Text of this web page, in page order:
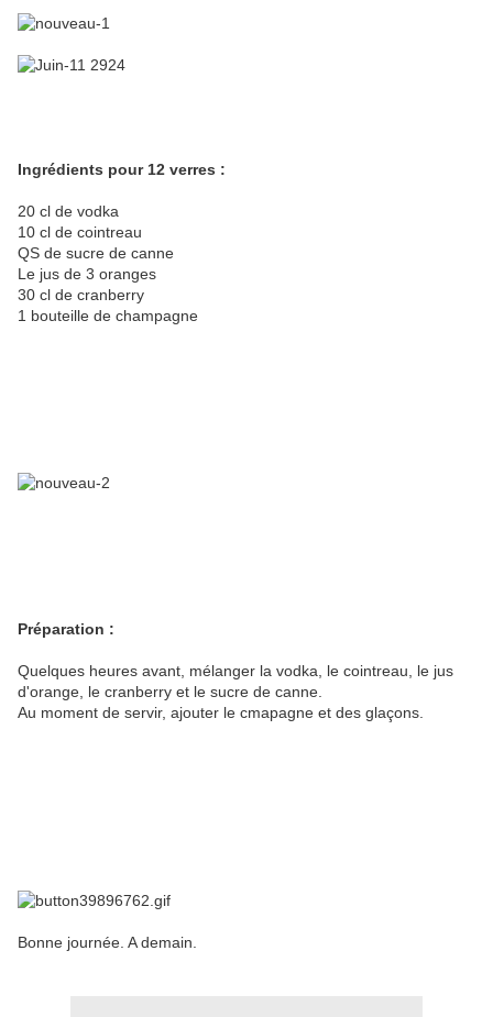
Ingrédients pour 12 verres :
20 cl de vodka
10 cl de cointreau
QS de sucre de canne
Le jus de 3 oranges
30 cl de cranberry
1 bouteille de champagne
Préparation :
Quelques heures avant, mélanger la vodka, le cointreau, le jus
d'orange, le cranberry et le sucre de canne.
Au moment de servir, ajouter le cmapagne et des glaçons.
Bonne journée. A demain.